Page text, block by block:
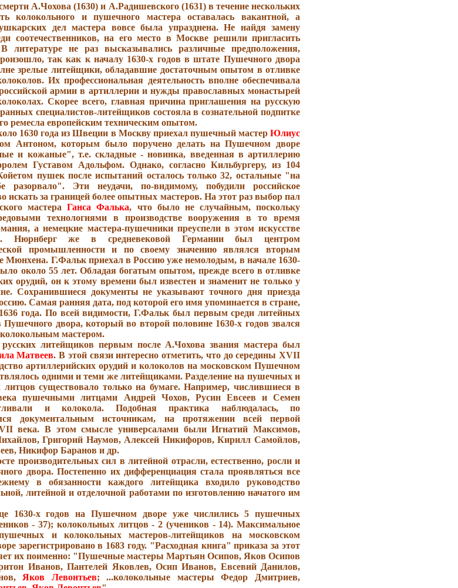
А.Чохова (1630) и А.Радишевского (1631) в течение нескольких
колокольного и пушечного мастера оставалась вакантной, а
дел мастера вовсе была упразднена. Не найдя замену
соотечественников, на его место в Москве решили пригласить
В литературе не раз высказывались различные предположения,
так как к началу 1630-х годов в штате Пушечного двора
зрелые литейщики, обладавшие достаточным опытом в отливке
Их профессиональная деятельность вполне обеспечивала
армии в артиллерии и нужды православных монастырей
Скорее всего, главная причина приглашения на русскую
специалистов-литейщиков состояла в сознательной подпитке
ремесла европейским техническим опытом.
1630 года из Швеции в Москву приехал пушечный мастер Юлиус
Антоном, которым было поручено делать на Пушечном дворе
и кожаные", т.е. складные - новинка, введенная в артиллерию
Густавом Адольфом. Однако, согласно Кильбургеру, из 104
пушек после испытаний осталось только 32, остальные "на
разорвало". Эти неудачи, по-видимому, побудили российское
искать за границей более опытных мастеров. На этот раз выбор пал
мастераГанса Фалька, что было не случайным, поскольку
технологиями в производстве вооружения в то время
а немецкие мастера-пушечники преуспели в этом искусстве
Нюрнберг же в средневековой Германии был центром
промышленности и по своему значению являлся вторым
Мюнхена. Г.Фальк приехал в Россию уже немолодым, в начале 1630-
около 55 лет. Обладая богатым опытом, прежде всего в отливке
орудий, он к этому времени был известен и знаменит не только у
Сохранившиеся документы не указывают точного дня приезда
Самая ранняя дата, под которой его имя упоминается в стране,
года. По всей видимости, Г.Фальк был первым среди литейных
Пушечного двора, который во второй половине 1630-х годов звался
мастером.
литейщиков первым после А.Чохова звания мастера был
Матвеев. В этой связи интересно отметить, что до середины XVII
артиллерийских орудий и колоколов на московском Пушечном
одними и теми же литейщиками. Разделение на пушечных и
литцов существовало только на бумаге. Например, числившиеся в
пушечными литцами Андрей Чохов, Русин Евсеев и Семен
и колокола. Подобная практика наблюдалась, по
документальным источникам, на протяжении всей первой
века. В этом смысле универсалами были Игнатий Максимов,
Григорий Наумов, Алексей Никифоров, Кирилл Самойлов,
Никифор Баранов и др.
производительных сил в литейной отрасли, естественно, росли и
двора. Постепенно их дифференциация стала проявляться все
в обязанности каждого литейщика входило руководство
литейной и отделочной работами по изготовлению начатого им
1630-х годов на Пушечном дворе уже числились 5 пушечных
- 37); колокольных литцов - 2 (учеников - 14). Максимальное
и колокольных мастеров-литейщиков на московском
зарегистрировано в 1683 году. "Расходная книга" приказа за этот
их поименно: "Пушечные мастеры Мартьян Осипов, Яков Осипов
Иванов, Пантелей Яковлев, Осип Иванов, Евсевий Данилов,
Яков Левонтьев; ...колокольные мастеры Федор Дмитриев,